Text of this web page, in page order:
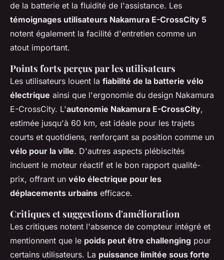
de la batterie et la fluidité de l'assistance. Les
témoignages utilisateurs Nakamura E-CrossCity 5
notent également la facilité d'entretien comme un
atout important.
Points forts perçus par les utilisateurs
Les utilisateurs louent la fiabilité de la batterie vélo
électrique ainsi que l'ergonomie du design Nakamura
E-CrossCity. L'autonomie Nakamura E-CrossCity,
estimée jusqu'à 60 km, est idéale pour les trajets
courts et quotidiens, renforçant sa position comme un
vélo pour la ville. D'autres aspects plébiscités
incluent le moteur réactif et le bon rapport qualité-
prix, offrant un vélo électrique pour les
déplacements urbains efficace.
Critiques et suggestions d'amélioration
Les critiques notent l'absence de compteur intégré et
mentionnent que le poids peut être challenging pour
certains utilisateurs. La puissance limitée sous forte